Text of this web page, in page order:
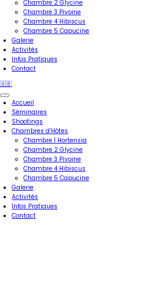
Chambre 2 Glycine
Chambre 3 Pivoine
Chambre 4 Hibiscus
Chambre 5 Capucine
Galerie
Activités
Infos Pratiques
Contact
🇬🇧
Accueil
Séminaires
Shootings
Chambres d’Hôtes
Chambre 1 Hortensia
Chambre 2 Glycine
Chambre 3 Pivoine
Chambre 4 Hibiscus
Chambre 5 Capucine
Galerie
Activités
Infos Pratiques
Contact